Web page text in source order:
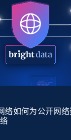
络如何为公开网络